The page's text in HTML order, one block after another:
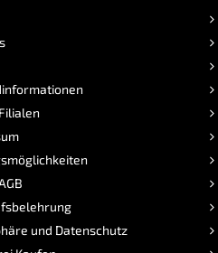
und Datenschutz